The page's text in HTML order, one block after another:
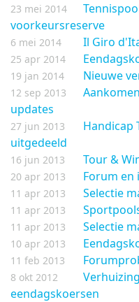
23 mei 2014
voorkeursreserve
6 mei 2014 Il Giro
25 apr 2014
19 jan 2014 Nieuwe
12 sep 2013
updates
27 jun 2013
Handicap
uitgedeeld
16 jun 2013 Tour &
20 apr 2013 Forum en
11 apr 2013 Selectie
11 apr 2013
11 apr 2013 Selectie
10 apr 2013
11 feb 2013
8 okt 2012
eendagskoersen